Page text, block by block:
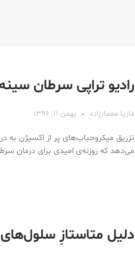
رادیو تراپی سرطان
ماریا معمارزاده بهمن ۱۱, ۱۳۹۶
تزریق میکروحباب‌های پر از اکسیژن به
می‌دهد که روزنه‌ی امیدی برای درمان
دلیل متاستازِ